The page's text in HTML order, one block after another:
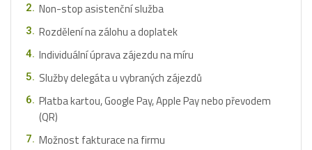
Non-stop asistenční služba
Rozdělení na zálohu a doplatek
Individuální úprava zájezdu na míru
Služby delegáta u vybraných zájezdů
Platba kartou, Google Pay, Apple Pay nebo převodem
(QR)
Možnost fakturace na firmu